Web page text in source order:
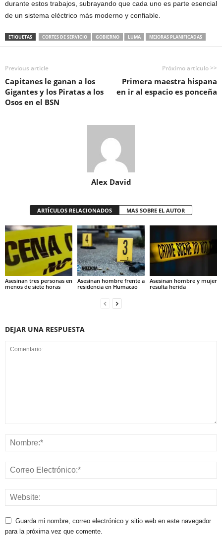
durante estos trabajos, subrayando que cada uno es parte esencial
de un sistema eléctrico más moderno y confiable.
ETIQUETAS CORTES DE SERVICIO GOBIERNO LUMA MEJORAS PLANIFICADAS
Previous article
Capitanes le ganan a los
Gigantes y los Piratas a los
Osos en el BSN
Próximo artículo >>
Primera maestra hispana
en ir al espacio es ponceña
Alex David
ARTÍCULOS RELACIONADOS MAS SOBRE EL AUTOR
Asesinan tres personas en
menos de siete horas
Asesinan hombre frente a
residencia en Humacao
Asesinan hombre y mujer
resulta herida
DEJAR UNA RESPUESTA
Guarda mi nombre, correo electrónico y sitio web en este navegador
para la próxima vez que comente.